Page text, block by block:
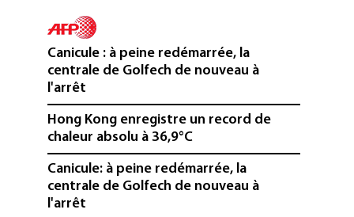
Canicule : à peine redémarrée, la
centrale de Golfech de nouveau à
l'arrêt
Hong Kong enregistre un record de
chaleur absolu à 36,9°C
Canicule: à peine redémarrée, la
centrale de Golfech de nouveau à
l'arrêt